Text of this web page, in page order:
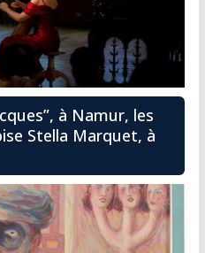
à Namur, les
Stella Marquet, à